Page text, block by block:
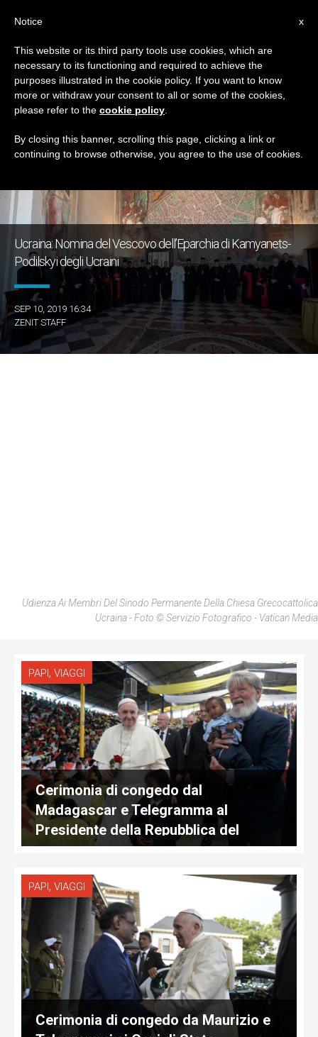
GIORNO
Settembre 10th, 2019
ULTIME NOTIZIE
Ucraina: Nomina del Vescovo dell’Eparchia di Kamyanets-
Podilskyi degli Ucraini
SEP 10, 2019 16:34
ZENIT STAFF
Udienza Ai Membri Del Sinodo Permanente Della Chiesa Grecocattolica
Ucraina - Foto © Servizio Fotografico - Vatican Media
PAPI, VIAGGI
Cerimonia di congedo dal
Madagascar e Telegramma al
Presidente della Repubblica del
Madagascar
PAPI , VIAGGI
Cerimonia di congedo da Maurizio e
x
Notice
This website or its third party tools use cookies, which are
necessary to its functioning and required to achieve the
purposes illustrated in the cookie policy. If you want to know
more or withdraw your consent to all or some of the cookies,
please refer to the cookie policy
By closing this banner, scrolling this page, clicking a link or
continuing to browse otherwise, you agree to the use of cookies.